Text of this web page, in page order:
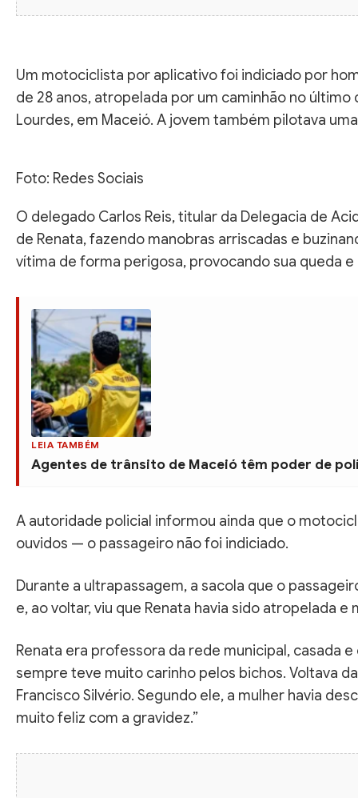
Um motociclista por aplicativo foi indiciado por
de 28 anos, atropelada por um caminhão no
Lourdes, em Maceió. A jovem também pilotava
Foto: Redes Sociais
O delegado Carlos Reis, titular da Delegacia de
de Renata, fazendo manobras arriscadas e
vítima de forma perigosa, provocando sua queda
LEIA TAMBÉM
Agentes de trânsito de Maceió têm poder de
A autoridade policial informou ainda que o
ouvidos — o passageiro não foi indiciado.
Durante a ultrapassagem, a sacola que o
e, ao voltar, viu que Renata havia sido atropelada e
Renata era professora da rede municipal, casada
sempre teve muito carinho pelos bichos. Voltava
Francisco Silvério. Segundo ele, a mulher havia
muito feliz com a gravidez.”